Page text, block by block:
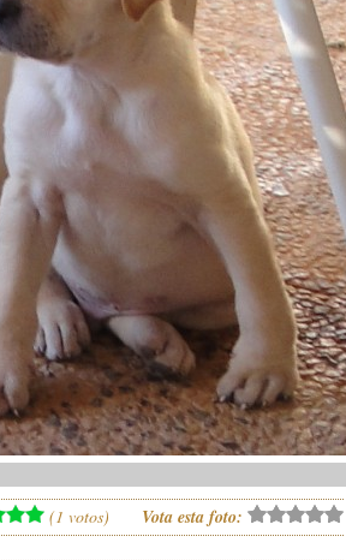
(1 votos) Vota esta foto: